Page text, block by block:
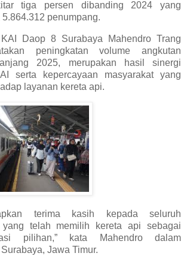
tiga persen dibanding 2024 yang
penumpang.
Daop 8 Surabaya Mahendro Trang
peningkatan volume angkutan
2025, merupakan hasil sinergi
serta kepercayaan masyarakat yang
layanan kereta api.
terima kasih kepada seluruh
telah memilih kereta api sebagai
pilihan,” kata Mahendro dalam
Jawa Timur.